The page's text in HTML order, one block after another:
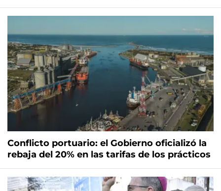
Conflicto portuario: el Gobierno oficializó la
rebaja del 20% en las tarifas de los prácticos